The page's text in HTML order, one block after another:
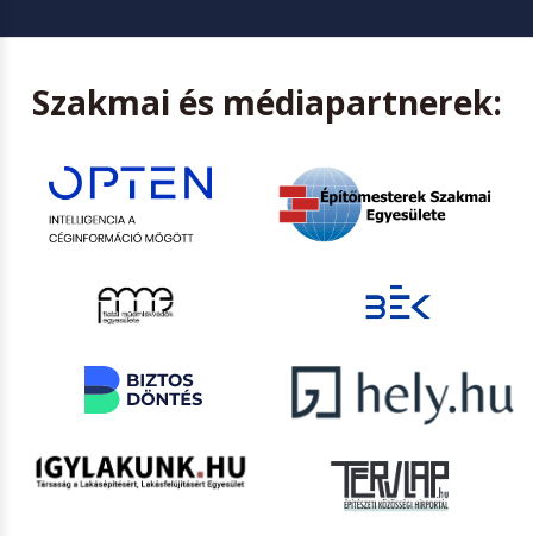
Szakmai és médiapartnerek: